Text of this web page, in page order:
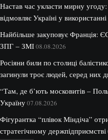
Настав час укласти мирну
відмовляє Україні у
Найбільше закуповує Франція:
ЗПГ – ЗМІ08.08.2026
Росіяни били по столиці
загинули троє людей, серед них
“Там, де б’ють московитів –
Україну07.08.2026
Фігурантка “плівок Міндіча”
стратегічному держпідприємстві